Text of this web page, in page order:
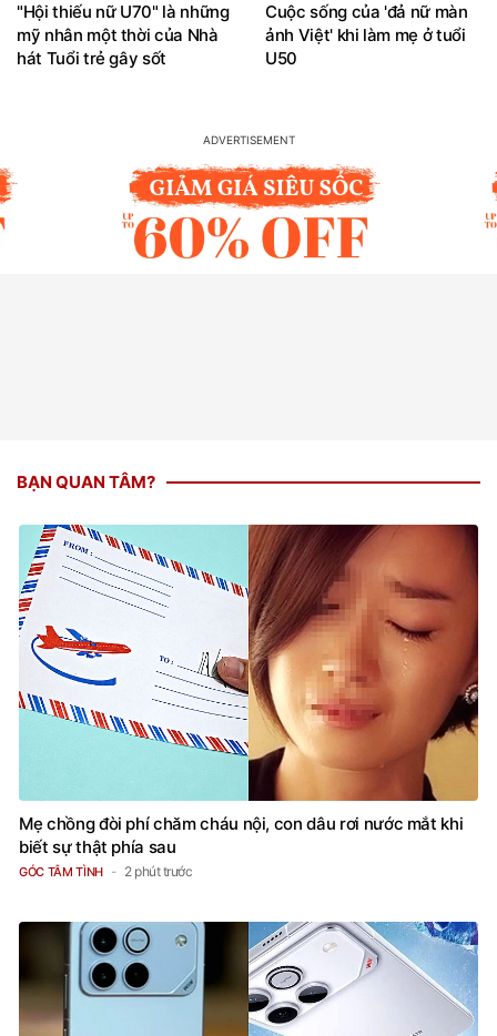
"Hội thiếu nữ U70" là những
mỹ nhân một thời của Nhà
hát Tuổi trẻ gây sốt
Cuộc sống của 'đả nữ màn
ảnh Việt' khi làm mẹ ở tuổi
U50
BẠN QUAN TÂM?
Mẹ chồng đòi phí chăm cháu nội, con dâu rơi nước mắt khi
biết sự thật phía sau
GÓC TÂM TÌNH 2 phút trước